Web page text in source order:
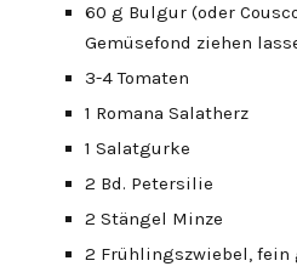
60 g Bulgur (oder
Gemüsefond ziehen
3-4 Tomaten
1 Romana Salatherz
1 Salatgurke
2 Bd. Petersilie
2 Stängel Minze
2 Frühlingszwiebel, fein